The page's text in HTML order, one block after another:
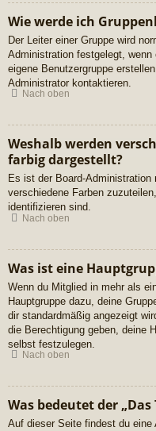
Wie werde ich
Der Leiter einer Gruppe wird
Administration festgelegt,
eigene Benutzergruppe
Administrator kontaktieren.
Nach oben
Weshalb werden
farbig dargestellt?
Es ist der Board-
verschiedene Farben
identifizieren sind.
Nach oben
Was ist eine
Wenn du Mitglied in mehr als
Hauptgruppe dazu, deine
dir standardmäßig angezeigt
die Berechtigung geben, deine
selbst festzulegen.
Nach oben
Was bedeutet der
Auf dieser Seite findest du